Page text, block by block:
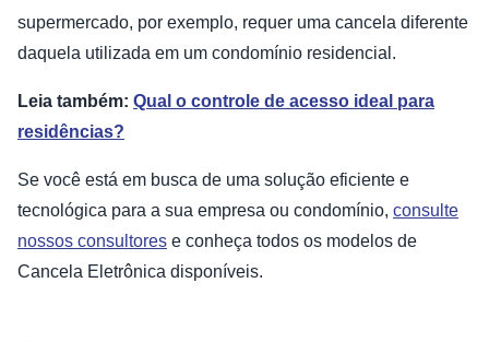
supermercado, por exemplo, requer uma cancela diferente
daquela utilizada em um condomínio residencial.
Leia também: Qual o controle de acesso ideal para
residências?
Se você está em busca de uma solução eficiente e
tecnológica para a sua empresa ou condomínio, consulte
nossos consultores e conheça todos os modelos de
Cancela Eletrônica disponíveis.